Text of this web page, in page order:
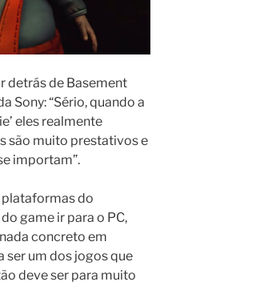
detrás de Basement
Sony: “Sério, quando a
eles realmente
são muito prestativos e
importam”.
plataformas do
game ir para o PC,
concreto em
ser um dos jogos que
deve ser para muito